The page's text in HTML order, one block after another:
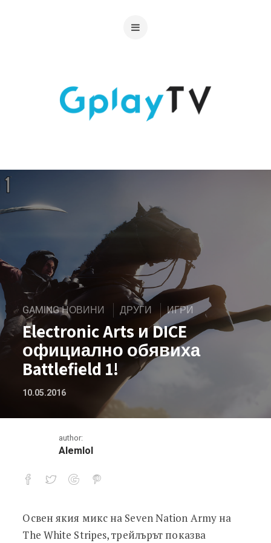
GAMING НОВИНИ ДРУГИ ИГРИ
Electronic Arts и DICE
официално обявиха
Battlefield 1!
10.05.2016
author:
Alemlol
Electronic Arts и DICE официално
Освен якия микс на Seven Nation Army на
The White Stripes, трейлърът показва